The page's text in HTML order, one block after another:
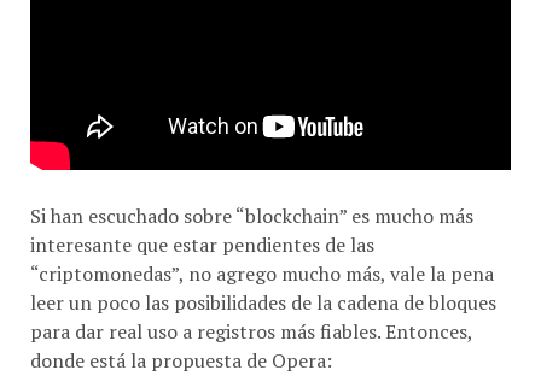
Si han escuchado sobre “blockchain” es mucho más
interesante que estar pendientes de las
“criptomonedas”, no agrego mucho más, vale la pena
leer un poco las posibilidades de la cadena de bloques
para dar real uso a registros más fiables. Entonces,
donde está la propuesta de Opera: